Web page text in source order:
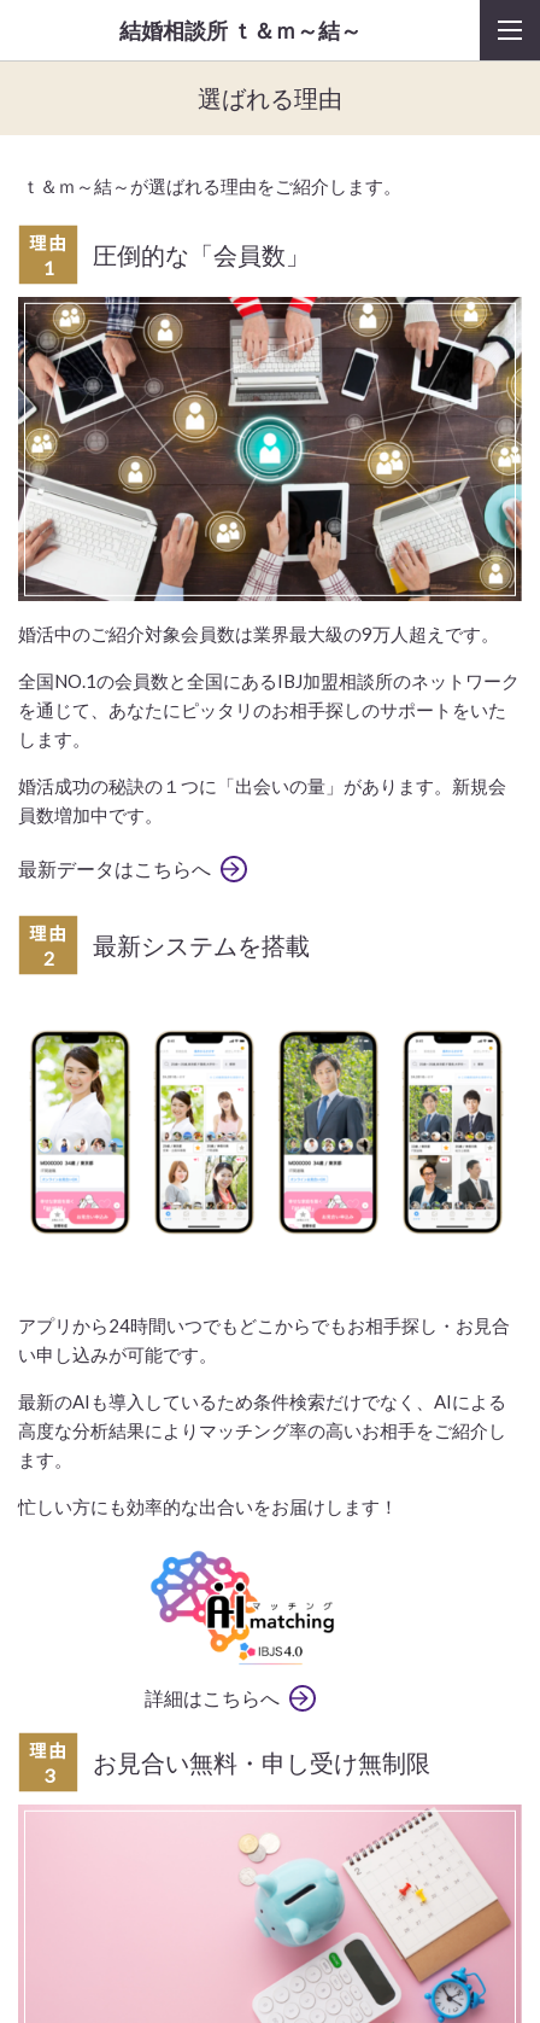
結婚相談所 ｔ＆ｍ～結～
選ばれる理由
ｔ＆ｍ～結～が選ばれる理由をご紹介します。
圧倒的な「会員数」
婚活中のご紹介対象会員数は業界最大級の9万人超えです。
全国NO.1の会員数と全国にあるIBJ加盟相談所のネットワーク
を通じて、あなたにピッタリのお相手探しのサポートをいた
します。
婚活成功の秘訣の１つに「出会いの量」があります。新規会
員数増加中です。
最新データはこちらへ
最新システムを搭載
アプリから24時間いつでもどこからでもお相手探し・お見合
い申し込みが可能です。
最新のAIも導入しているため条件検索だけでなく、AIによる
高度な分析結果によりマッチング率の高いお相手をご紹介し
ます。
忙しい方にも効率的な出合いをお届けします！
詳細はこちらへ
お見合い無料・申し受け無制限